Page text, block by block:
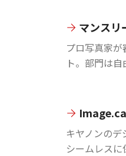
マンスリ
プロ写真家
ト。部門は自
キヤノンの
シームレスに